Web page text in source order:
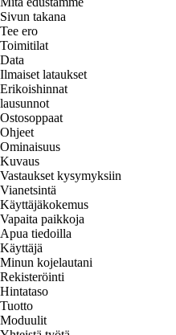
Sivun takana
Tee ero
Toimitilat
Data
Ilmaiset lataukset
Erikoishinnat
lausunnot
Ostosoppaat
Ohjeet
Ominaisuus
Kuvaus
Vastaukset kysymyksiin
Vianetsintä
Käyttäjäkokemus
Vapaita paikkoja
Apua tiedoilla
Käyttäjä
Minun kojelautani
Rekisteröinti
Hintataso
Tuotto
Moduulit